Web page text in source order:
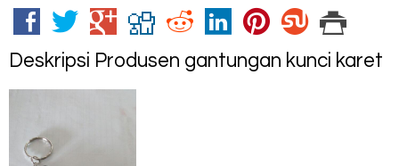
Deskripsi Produsen gantungan kunci karet